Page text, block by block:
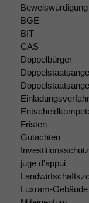
Beweiswürdigung
BGE
BIT
CAS
Doppelbürger
Fristen
Gutachten
juge d'appui
Luxram-Gebäude